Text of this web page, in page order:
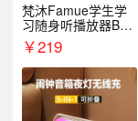
梵沐Famue学生学
习随身听播放器BL1
5（64G）
￥219